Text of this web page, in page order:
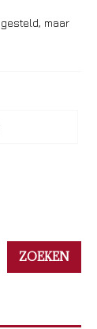
maar
ZOEKEN